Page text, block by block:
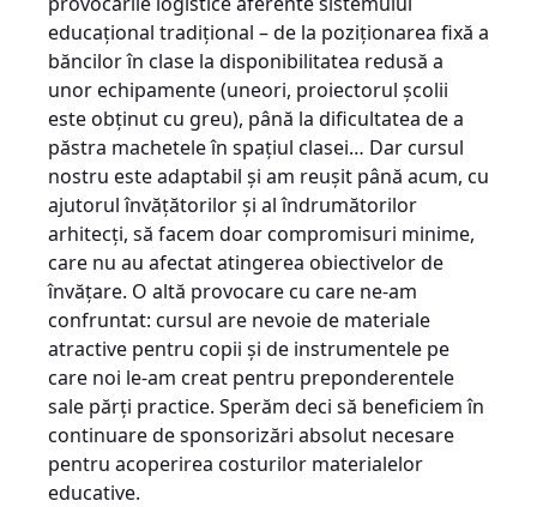
educaţional tradiţional – de la poziţionarea fixă a
băncilor în clase la disponibilitatea redusă a
unor echipamente (uneori, proiectorul şcolii
este obţinut cu greu), până la dificultatea de a
păstra machetele în spaţiul clasei… Dar cursul
nostru este adaptabil şi am reuşit până acum, cu
ajutorul învăţătorilor şi al îndrumătorilor
arhitecţi, să facem doar compromisuri minime,
care nu au afectat atingerea obiectivelor de
învăţare. O altă provocare cu care ne-am
confruntat: cursul are nevoie de materiale
atractive pentru copii şi de instrumentele pe
care noi le-am creat pentru preponderentele
sale părţi practice. Sperăm deci să beneficiem în
continuare de sponsorizări absolut necesare
pentru acoperirea costurilor materialelor
educative.